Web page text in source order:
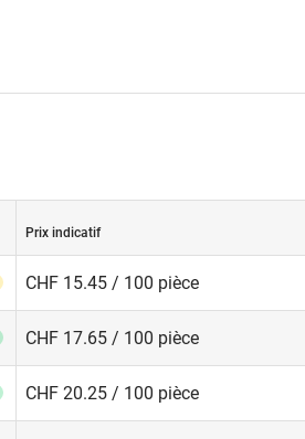
Prix indicatif
CHF 15.45 / 100 pièce
CHF 17.65 / 100 pièce
CHF 20.25 / 100 pièce